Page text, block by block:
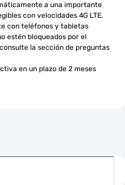
a una importante
con velocidades 4G LTE.
con teléfonos y tabletas
estén bloqueados por el
la sección de preguntas
en un plazo de 2 meses